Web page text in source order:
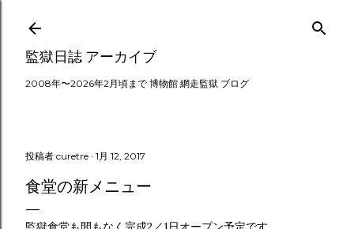
スキップしてメイン コンテンツに移動
監獄日誌 アーカイブ
2008年〜2026年2月頃まで 博物館 網走監獄 ブログ
投稿者 curetre 1月 12, 2017
食堂の新メニュー